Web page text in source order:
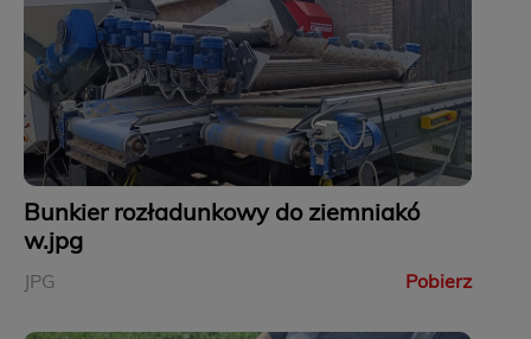
Bunkier rozładunkowy do ziemniakó
w.jpg
JPG Pobierz